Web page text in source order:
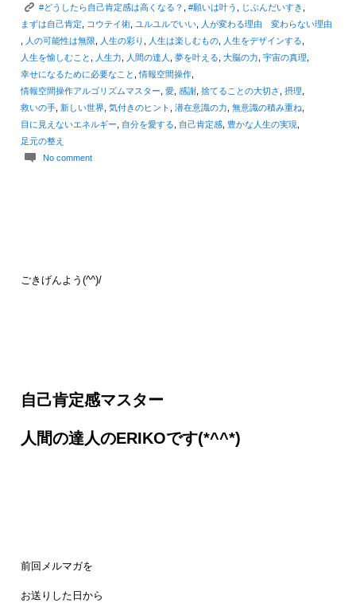
K #どうしたら自己肯定感は高くなる？ #願いは叶う じぶんだいすき
まずは自己肯定
コウテイ術 ユルユルでいい
人が変わる理由 変わらない理由
人の可能性は無限 人生の彩り 人生は楽しむもの 人生をデザインする
人生を愉しむこと
人生力 人間の達人 夢を叶える 大脳の力 宇宙の真理
幸せになるために必要なこと ,情報空間操作
情報空間操作アルゴリズムマスター 愛 感謝 捨てることの大切さ 摂理
救いの手 新しい世界 気付きのヒント 潜在意識の力 無意識の積み重ね
目に見えないエネルギー
自分を愛する 自己肯定感 豊かな人生の実現
足元の整え
c No comment
ごきげんよう(^^)/
自己肯定感マスター
人間の達人のERIKOです(*^^*)
前回メルマガを
お送りした日から